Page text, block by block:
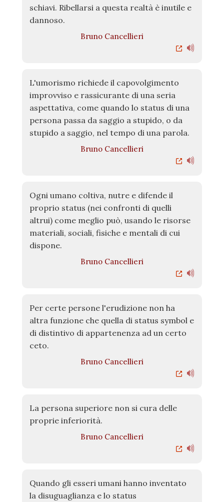
schiavi. Ribellarsi a questa realtà è inutile e
dannoso.
Bruno Cancellieri
L'umorismo richiede il capovolgimento
improvviso e rassicurante di una seria
aspettativa, come quando lo status di una
persona passa da saggio a stupido, o da
stupido a saggio, nel tempo di una parola.
Bruno Cancellieri
Ogni umano coltiva, nutre e difende il
proprio status (nei confronti di quelli
altrui) come meglio può, usando le risorse
materiali, sociali, fisiche e mentali di cui
dispone.
Bruno Cancellieri
Per certe persone l'erudizione non ha
altra funzione che quella di status symbol e
di distintivo di appartenenza ad un certo
ceto.
Bruno Cancellieri
La persona superiore non si cura delle
proprie inferiorità.
Bruno Cancellieri
Quando gli esseri umani hanno inventato
la disuguaglianza e lo status